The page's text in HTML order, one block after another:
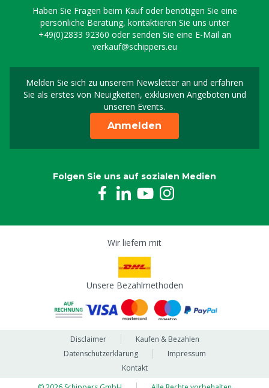
Haben Sie Fragen beim Kauf oder benötigen Sie eine
persönliche Beratung, kontaktieren Sie uns unter
+49(0)2833 92360 oder senden Sie eine E-Mail an
verkauf@schippers.eu
Melden Sie sich zu unserem Newsletter an und erfahren
Sie als erstes von Neuigkeiten, exklusiven Angeboten und
unseren Events.
Melden Sie sich für
Anmelden
Folgen Sie uns auf sozialen Medien
Wir liefern mit
Unsere Bezahlmethoden
Disclaimer
Kaufen & Bezahlen
Datenschutzerklärung
Impressum
Kontakt